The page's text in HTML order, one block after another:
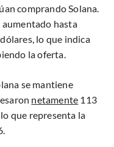
comprando Solana.
aumentado hasta
lo que indica
la oferta.
se mantiene
netamente 113
que representa la